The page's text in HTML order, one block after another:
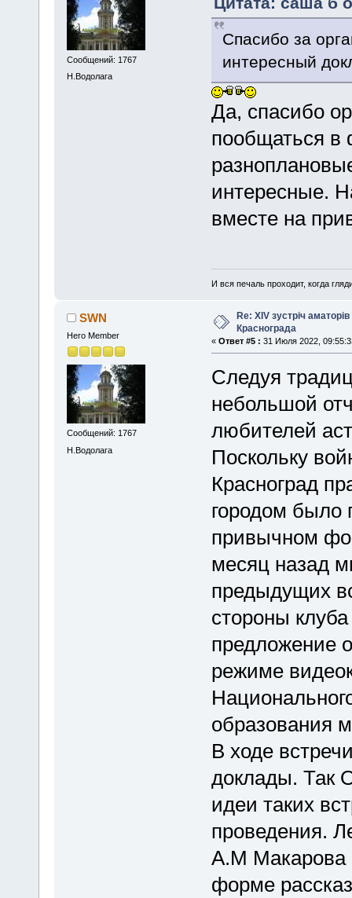
Сообщений: 1767
Н.Водолага
Спасибо за
интересный
Да, спасибо
пообщаться в
интересные.
вместе на
И вся печаль проходит, когда
SWN
Hero Member
Сообщений: 1767
Н.Водолага
Re: XIV зустріч
Краснограда
« Ответ #5 : 31 Июля 2022,
Следуя
небольшой
любителей
Поскольку
Красноград
городом было
привычном
месяц назад
предыдущих
стороны
предложение
режиме
образования
В ходе
доклады. Так
идеи таких
проведения.
А.М Макарова
форме